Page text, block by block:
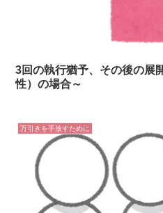
3回の執行猶予、その後の
性）の場合～
万引きを手放すために